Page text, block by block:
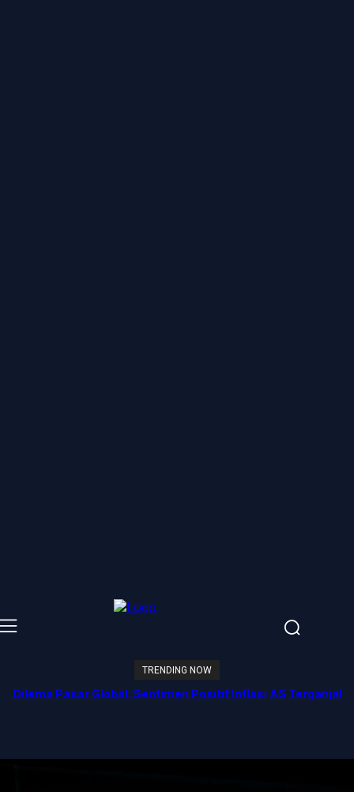
TRENDING NOW
Dilema Pasar Global: Sentimen Positif Inflasi AS Terganjal